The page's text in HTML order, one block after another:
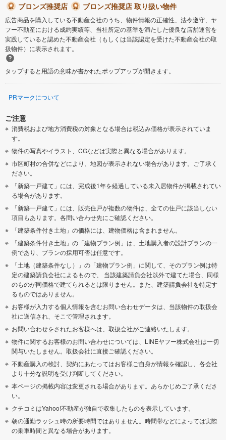
ブロンズ推奨店
ブロンズ推奨店 取り扱い物件
広告商品を購入している不動産会社のうち、物件情報の正確性、法令遵守、ヤ
フー不動産における成約実績等、当社所定の基準を満たした優良な店舗運営を
実践していると認めた不動産会社（もしくは当該認定を受けた不動産会社の取
扱物件）に表示されます。
タップすると用語の意味が書かれたポップアップが開きます。
PRマークについて
ご注意
消費税および地方消費税の対象となる場合は税込み価格が表示されていま
す。
物件の写真やイラスト、CGなどは実際と異なる場合があります。
市区町村の合併などにより、地図が表示されない場合があります。ご了承く
ださい。
「新築一戸建て」には、完成後1年を経過している未入居物件が掲載されてい
る場合があります。
「新築一戸建て」には、販売住戸が複数の物件は、全ての住戸に該当しない
項目もあります。各問い合わせ先にご確認ください。
「建築条件付き土地」の価格には、建物価格は含まれません。
「建築条件付き土地」の「建物プラン例」は、土地購入者の設計プランの一
例であり、プランの採用可否は任意です。
「土地（建築条件なし）」の「建物プラン例」に関して、そのプラン例は特
定の建築請負会社によるもので、 当該建築請負会社以外で建てた場合、同様
のものが同価格で建てられるとは限りません。また、建築請負会社を特定す
るものではありません。
お客様が入力する個人情報を含むお問い合わせデータは、当該物件の取扱会
社に送信され、そこで管理されます。
お問い合わせをされたお客様へは、取扱会社がご連絡いたします。
物件に関するお客様のお問い合わせについては、LINEヤフー株式会社は一切
関与いたしません。取扱会社に直接ご確認ください。
不動産購入の検討、契約にあたってはお客様ご自身が情報を確認し、各会社
より十分な説明を受け判断してください。
本ページの掲載内容は変更される場合があります。あらかじめご了承くださ
い。
クチコミはYahoo!不動産が独自で収集したものを表示しています。
朝の通勤ラッシュ時の所要時間ではありません。時間帯などによっては実際
の乗車時間と異なる場合があります。